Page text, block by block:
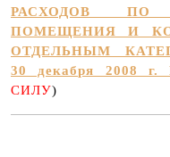
РАСХОДОВ
ПОМЕЩЕНИЯ И
ОТДЕЛЬНЫМ
30 декабря 2008 г.
СИЛУ)